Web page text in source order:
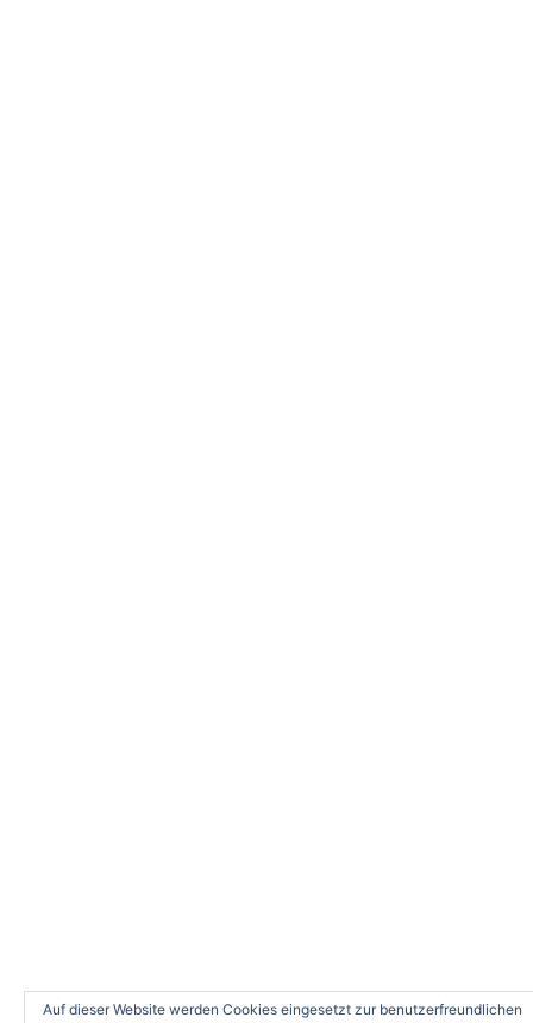
Auf dieser Website werden Cookies eingesetzt zur benutzerfreundlichen